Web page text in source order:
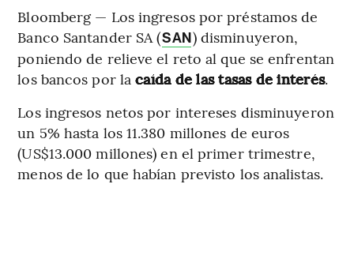
Bloomberg — Los ingresos por préstamos de
Banco Santander SA (SAN) disminuyeron,
poniendo de relieve el reto al que se enfrentan
los bancos por lacaída de las tasas de interés.
Los ingresos netos por intereses disminuyeron
un 5% hasta los 11.380 millones de euros
(US$13.000 millones) en el primer trimestre,
menos de lo que habían previsto los analistas.